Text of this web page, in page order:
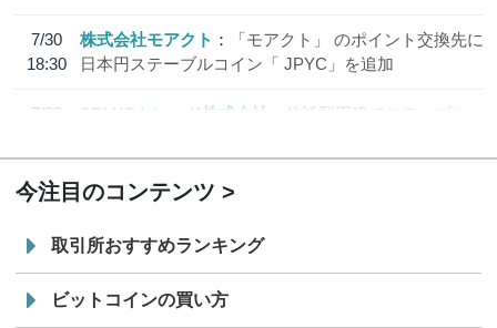
7/30
18:30
株式会社モアクト
「モアクト」 のポイント交換先に
日本円ステーブルコイン「 JPYC」を追加
7/29
SBI VCトレード株式会社
信託型円建てステーブル
今注目のコンテンツ
取引所おすすめランキング
ビットコインの買い方